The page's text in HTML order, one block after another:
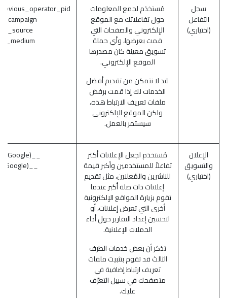
سجل
التفاعل
(اختياري)
مُستخدَم لجمع المعلومات
حول تفاعلاتك مع الموقع
الإلكتروني والصفحات التي
قمت بعرضها، وأي حملة
تسويق معينة كان مصدرها
الموقع الإلكتروني.
قد لا نتمكن من تقديم أفضل
الخدمات لك إذا قمت برفض
ملفات تعريف الارتباط هذه،
ولكن الموقع الإلكتروني
سيستمر بالعمل.
الإعلان
والتسويق
(اختياري)
مُستخدَم لجعل الإعلانات أكثر
تفاعلاً للمستخدمين وأكبر قيمة
للناشرين والمُعلنين، مثل تقديم
إعلانات ذات صلة أكبر عندما
تقوم بزيارة المواقع الإلكترونية
أخرى التي تعرض إعلانات، أو
لتحسين إعداد النقارير حول أداء
الحملات الإعلانية.
تذكر أن بعض خدمات الطرف
الثالث قد تقوم بتثبيت ملفات
تعريف ارتباط إضافية في
متصفحك في سبيل التعرّف
عليك.
__gads (Google)
__gac (Google)